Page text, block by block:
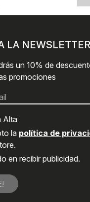
LA
un 10% de
promociones
Alta
la política de
en recibir publicidad.